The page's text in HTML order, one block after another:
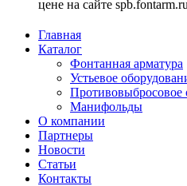
Главная
Каталог
Фонтанная арматура
Устьевое
Противовыбросовое
Манифольды
О компании
Партнеры
Новости
Статьи
Контакты